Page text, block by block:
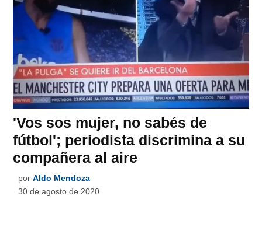
'Vos sos mujer, no sabés de
fútbol'; periodista discrimina a su
compañera al aire
por Aldo Mendoza
30 de agosto de 2020